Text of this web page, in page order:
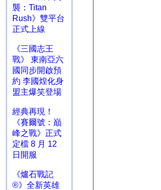
襲：Titan
Rush》雙平台
正式上線
《三國志王
戰》 東南亞六
國同步開啟預
約 李國煌化身
盟主爆笑登場
經典再現！
《賽爾號：巔
峰之戰》正式
定檔 8 月 12
日開服
《爐石戰記
®》全新英雄